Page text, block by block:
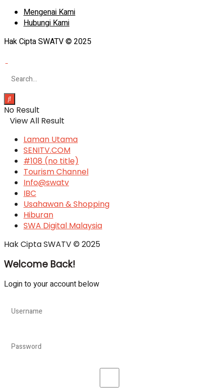
Mengenai Kami
Hubungi Kami
Hak Cipta SWATV © 2025
No Result
View All Result
Laman Utama
SENITV.COM
#108 (no title)
Tourism Channel
Info@swatv
IBC
Usahawan & Shopping
Hiburan
SWA Digital Malaysia
Hak Cipta SWATV © 2025
Welcome Back!
Login to your account below